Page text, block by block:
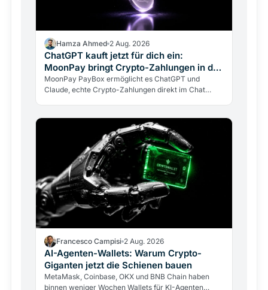
Hamza Ahmed 2 Aug. 2026
ChatGPT kauft jetzt für dich ein:
MoonPay bringt Crypto-Zahlungen in den
Chat
MoonPay PayBox ermöglicht es ChatGPT und
Claude, echte Crypto-Zahlungen direkt im Chat
Francesco Campisi 2 Aug. 2026
AI-Agenten-Wallets: Warum Crypto-
Giganten jetzt die Schienen bauen
MetaMask, Coinbase, OKX und BNB Chain haben
binnen weniger Wochen Wallets für KI-Agenten